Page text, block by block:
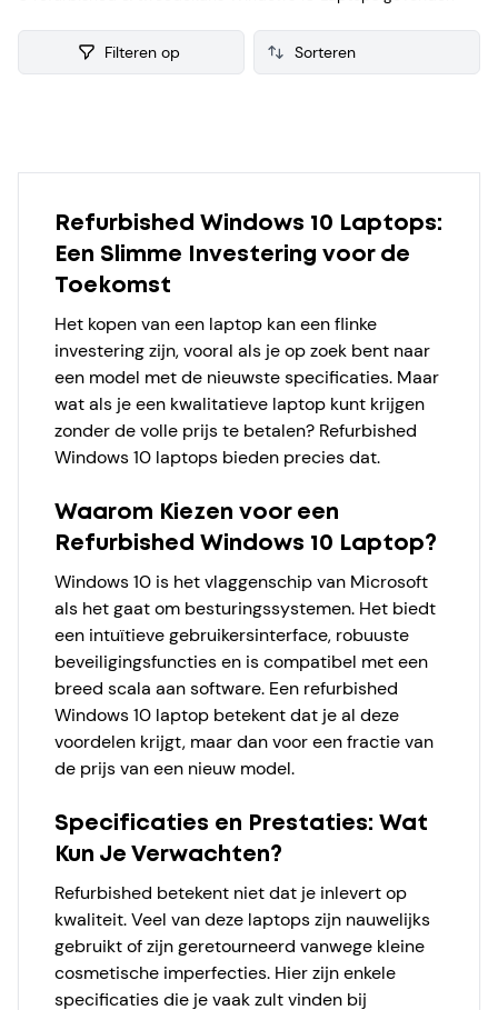
10 Laptop verzamelen we ook consumenten reviews, zodat
je een weloverwogen keuze kunt maken bij je aankoop.
Filteren op
Refurbished Windows 10 Laptops:
Een Slimme Investering voor de
Toekomst
Het kopen van een laptop kan een flinke
investering zijn, vooral als je op zoek bent naar
een model met de nieuwste specificaties. Maar
wat als je een kwalitatieve laptop kunt krijgen
zonder de volle prijs te betalen? Refurbished
Windows 10 laptops bieden precies dat.
Waarom Kiezen voor een
Refurbished Windows 10 Laptop?
Windows 10 is het vlaggenschip van Microsoft
als het gaat om besturingssystemen. Het biedt
een intuïtieve gebruikersinterface, robuuste
beveiligingsfuncties en is compatibel met een
breed scala aan software. Een refurbished
Windows 10 laptop betekent dat je al deze
voordelen krijgt, maar dan voor een fractie van
de prijs van een nieuw model.
Specificaties en Prestaties: Wat
Kun Je Verwachten?
Refurbished betekent niet dat je inlevert op
kwaliteit. Veel van deze laptops zijn nauwelijks
gebruikt of zijn geretourneerd vanwege kleine
cosmetische imperfecties. Hier zijn enkele
specificaties die je vaak zult vinden bij